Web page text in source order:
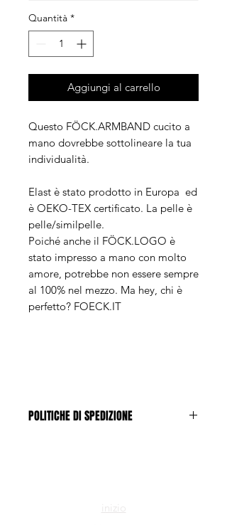
Quantità *
Aggiungi al carrello
Questo FÖCK.ARMBAND cucito a
mano dovrebbe sottolineare la tua
individualità.
Elast è stato prodotto in Europa ed
è OEKO-TEX certificato. La pelle è
pelle/similpelle.
Poiché anche il FÖCK.LOGO è
stato impresso a mano con molto
amore, potrebbe non essere sempre
al 100% nel mezzo. Ma hey, chi è
perfetto? FOECK.IT
POLITICHE DI SPEDIZIONE
inizio